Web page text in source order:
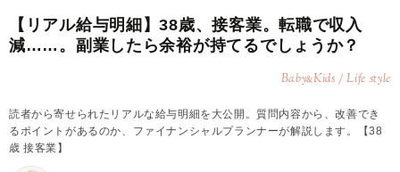
【リアル給与明細】38歳、接客業。転職で収入
減……。副業したら余裕が持てるでしょうか？
Baby&Kids / Life style
読者から寄せられたリアルな給与明細を大公開。質問内容から、改善でき
るポイントがあるのか、ファイナンシャルプランナーが解説します。【38
歳 接客業】